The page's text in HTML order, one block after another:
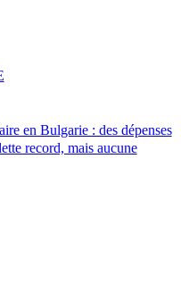
en Bulgarie : des dépenses
record, mais aucune